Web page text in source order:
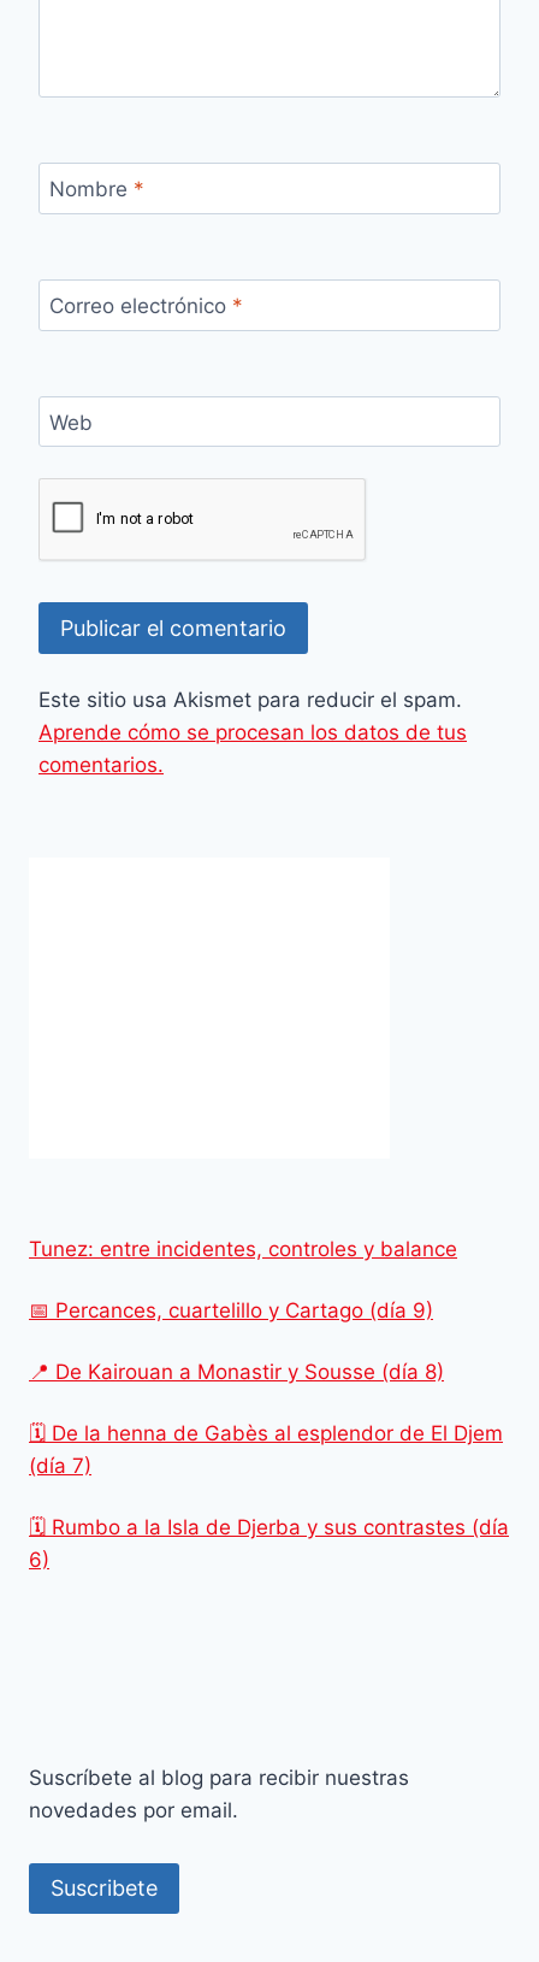
Nombre *
Correo electrónico *
Web
Este sitio usa Akismet para reducir el spam.
Aprende cómo se procesan los datos de tus
comentarios.
Tunez: entre incidentes, controles y balance
📅 Percances, cuartelillo y Cartago (día 9)
📍 De Kairouan a Monastir y Sousse (día 8)
🗓️ De la henna de Gabès al esplendor de El Djem
(día 7)
🗓️ Rumbo a la Isla de Djerba y sus contrastes (día
6)
Suscríbete al blog para recibir nuestras
novedades por email.
Suscribete